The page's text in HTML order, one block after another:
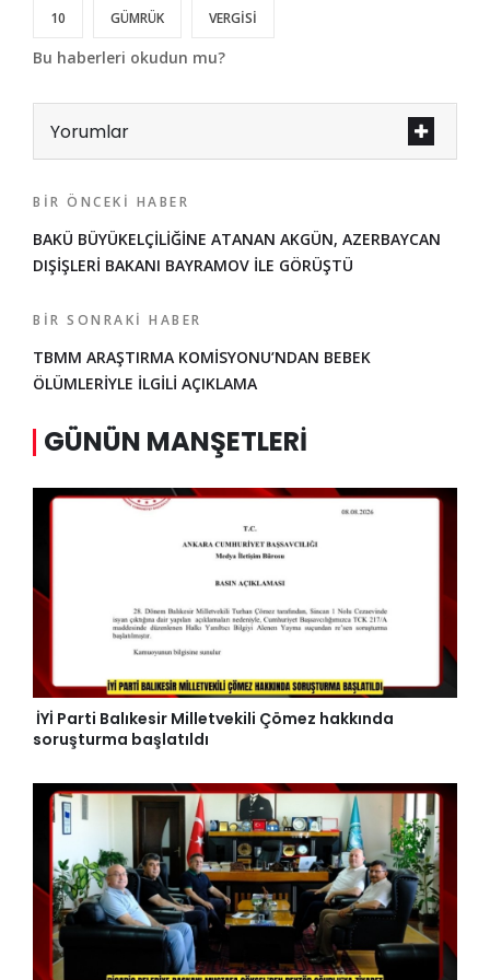
10 GÜMRÜK VERGİSİ
Bu haberleri okudun mu?
Yorumlar
BIR ÖNCEKI HABER
BAKÜ BÜYÜKELÇİLİĞİNE ATANAN AKGÜN, AZERBAYCAN
DIŞİŞLERİ BAKANI BAYRAMOV İLE GÖRÜŞTÜ
BIR SONRAKI HABER
TBMM ARAŞTIRMA KOMİSYONU’NDAN BEBEK
ÖLÜMLERİYLE İLGİLİ AÇIKLAMA
GÜNÜN MANŞETLERI
İYİ Parti Balıkesir Milletvekili Çömez hakkında
soruşturma başlatıldı